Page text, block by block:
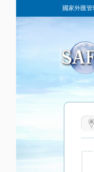
國家外匯管